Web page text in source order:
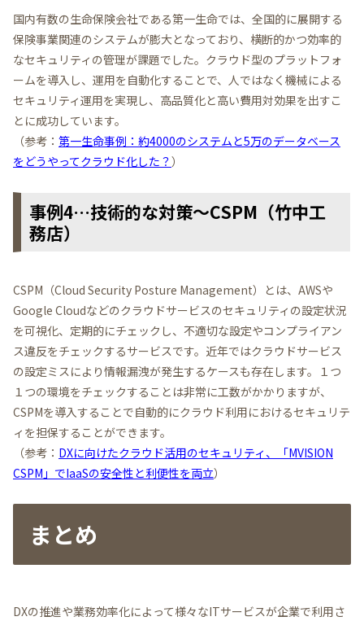
国内有数の生命保険会社である第一生命では、全国的に展開する
保険事業関連のシステムが膨大となっており、横断的かつ効率的
なセキュリティの管理が課題でした。クラウド型のプラットフォ
ームを導入し、運用を自動化することで、人ではなく機械による
セキュリティ運用を実現し、高品質化と高い費用対効果を出すこ
とに成功しています。
（参考： 第一生命事例：約4000のシステムと5万のデータベース
をどうやってクラウド化した？）
事例4…技術的な対策～CSPM（竹中工
務店）
CSPM（Cloud Security Posture Management）とは、AWSや
Google Cloudなどのクラウドサービスのセキュリティの設定状況
を可視化、定期的にチェックし、不適切な設定やコンプライアン
ス違反をチェックするサービスです。近年ではクラウドサービス
の設定ミスにより情報漏洩が発生するケースも存在します。１つ
１つの環境をチェックすることは非常に工数がかかりますが、
CSPMを導入することで自動的にクラウド利用におけるセキュリテ
ィを担保することができます。
（参考： DXに向けたクラウド活用のセキュリティ、「MVISION
CSPM」でIaaSの安全性と利便性を両立）
まとめ
DXの推進や業務効率化によって様々なITサービスが企業で利用さ